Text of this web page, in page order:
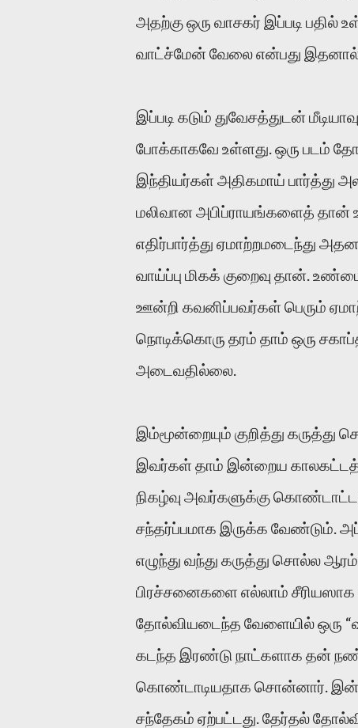
அதற்கு ஒரு வாசகர் இப்படி பதில்
வாட்ச்மேன் வேலை என்பது இதனால்
இப்படி கடும் துவேசத்துடன்
போக்காகவே உள்ளது. ஒரு படம்
இந்தியர்கள் அதிகமாய் பார்த்து
மலிவான அபிப்ராயங்களைத் தான்
எதிர்பார்த்து ஏமாற்றமடைந்து
வாய்ப்பு மிகக் குறைவு தான்.
ஊன்றி கவனிப்பவர்கள் பெரும்
நொடிக்கொரு தரம் தாம் ஒரு
அடைவதில்லை.
இம்மூன்றையும் குறித்து
இவர்கள் தாம் இன்றைய
நிகழ்வு அவர்களுக்கு
சந்தர்ப்பமாக இருக்க வேண்டும்.
எழுந்து வந்து கருத்து சொல்ல
பிரச்சனைகளை எல்லாம் சீரியஸாக
தோல்வியடைந்த வேளையில் ஒரு
கடந்த இரண்டு நாட்களாக தன்
கொண்டாடியதாக சொன்னார்.
சந்தேகம் ஏற்பட்டது. தேர்தல்